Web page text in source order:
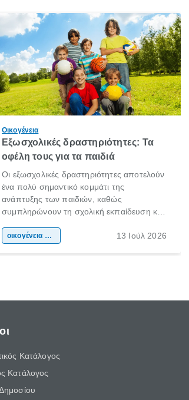
Οικογένεια
Εξωσχολικές δραστηριότητες: Τα
οφέλη τους για τα παιδιά
Οι εξωσχολικές δραστηριότητες αποτελούν
ένα πολύ σημαντικό κομμάτι της
ανάπτυξης των παιδιών, καθώς
συμπληρώνουν τη σχολική εκπαίδευση και
της προσωπικότητας, της κοινωνικότητας
οικογένεια & παιδί 13 Ιούλ 2026
Κατάλογος
Κατάλογος